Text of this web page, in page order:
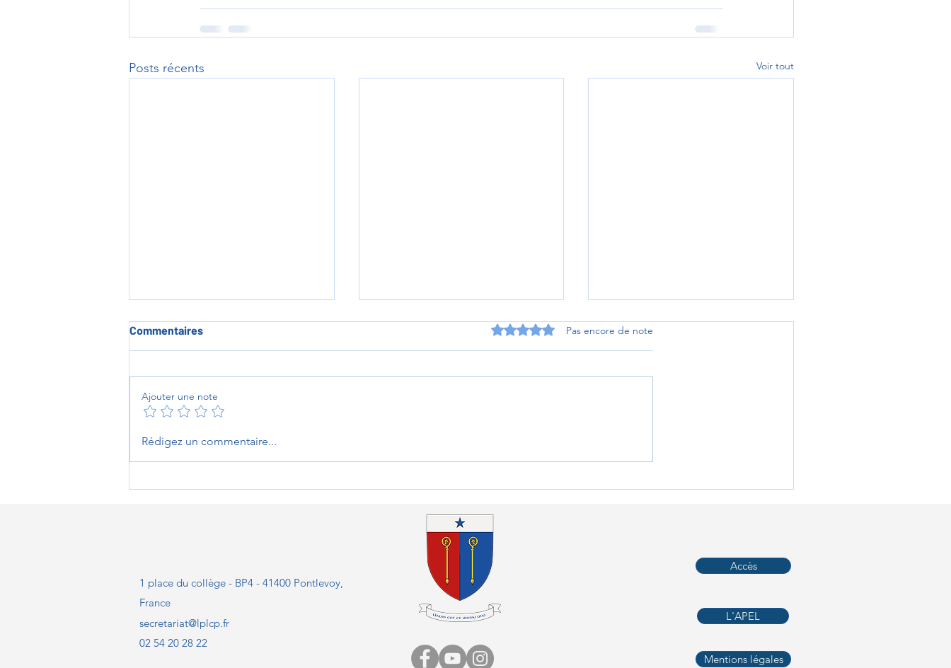
Posts récents Voir tout
Les Héritiers de Pontlevoy
Commentaires Noté 0 étoile sur 5.Pas encore de note
Ajouter une note
Rédigez un commentaire...
1 place du collège - BP4 - 41400 Pontlevoy,
France
secretariat@lplcp.fr
02 54 20 28 22
Accès
L'APEL
Mentions légales